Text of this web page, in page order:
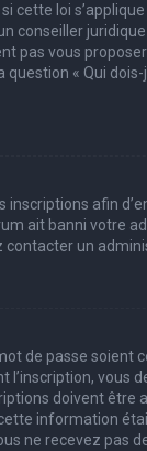
cette loi
conseiller
pas vous
« Qui
afin
ait banni votre
contacter un
de passe soient
vous
doivent être
information
ne recevez pas